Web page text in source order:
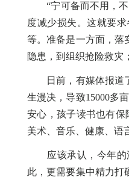
“宁可备而不用，不
度减少损失。这就要
等。准备是一方面，落
隐患，到组织抢险救
日前，有媒体报道了
生漫决，导致15000多
安心，孩子读书也有保
美术、音乐、健康、语
应该承认，今年的汛
此，更需要集中精力打